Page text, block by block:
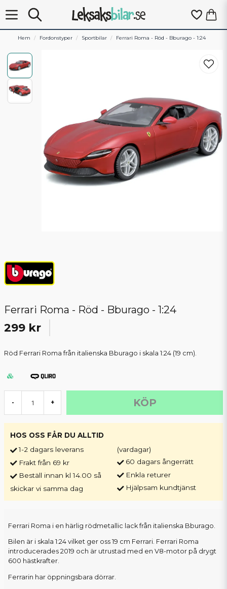
Hem Fordonstyper Sportbilar Ferrari Roma - Röd - Bburago - 1:24
Ferrari Roma - Röd - Bburago - 1:24
299 kr
Röd Ferrari Roma från italienska Bburago i skala 1:24 (19 cm).
- + KÖP
HOS OSS FÅR DU ALLTID
1-2 dagars leverans
Frakt från 69 kr
Beställ innan kl 14.00 så
skickar vi samma dag
(vardagar)
60 dagars ångerrätt
Enkla returer
Hjälpsam kundtjänst
Ferrari Roma i en härlig rödmetallic lack från italienska Bburago.
Bilen är i skala 1:24 vilket ger oss 19 cm Ferrari. Ferrari Roma
introducerades 2019 och är utrustad med en V8-motor på drygt
600 hästkrafter.
Ferrarin har öppningsbara dörrar.